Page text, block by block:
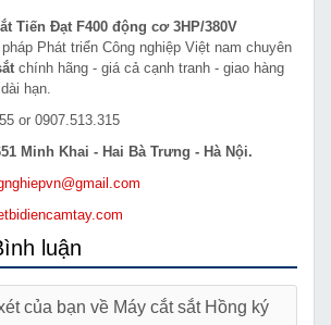
Tiến Đạt F400 động cơ 3HP/380V
Phát triển Công nghiệp Việt nam chuyên
chính hãng - giá cả cạnh tranh - giao hàng
hạn.
or 0907.513.315
Minh Khai - Hai Bà Trưng - Hà Nội.
luận
của bạn về Máy cắt sắt Hồng ký